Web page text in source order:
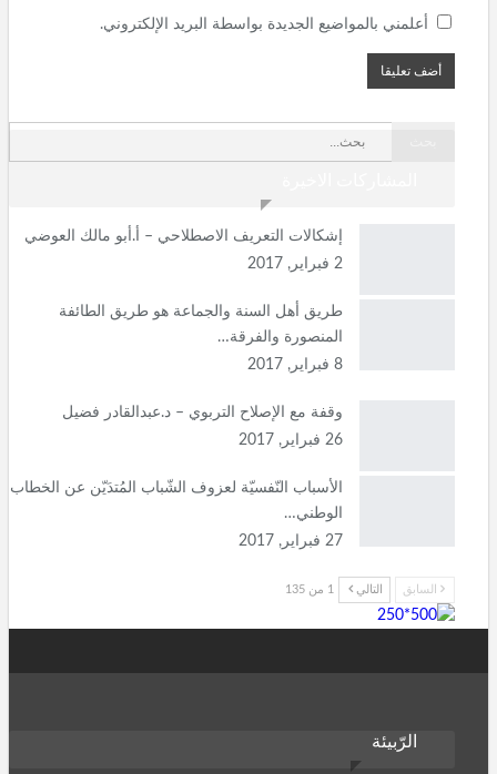
أعلمني بالمواضيع الجديدة بواسطة البريد الإلكتروني.
إشكالات التعريف الاصطلاحي – أ.أبو مالك العوضي
2 فبراير, 2017
طريق أهل السنة والجماعة هو طريق الطائفة
المنصورة والفرقة…
8 فبراير, 2017
وقفة مع الإصلاح التربوي – د.عبدالقادر فضيل
26 فبراير, 2017
الأسباب النّفسيّة لعزوف الشّباب المُتدَيّن عن الخطاب
الوطني…
27 فبراير, 2017
السابق التالي 1 من 135
الرّبيئة